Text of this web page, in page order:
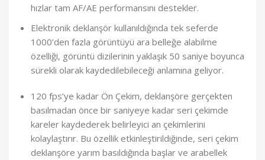
hızlar tam AF/AE performansını destekler.
Elektronik deklanşör kullanıldığında tek seferde
1000’den fazla görüntüyü ara belleğe alabilme
özelliği, görüntü dizilerinin yaklaşık 50 saniye boyunca
sürekli olarak kaydedilebileceği anlamına geliyor.
120 fps’ye kadar Ön Çekim, deklanşöre gerçekten
basılmadan önce bir saniyeye kadar seri çekimde
kareler kaydederek belirleyici an çekimlerini
kolaylaştırır. Bu özellik etkinleştirildiğinde, seri çekim
deklanşöre yarım basıldığında başlar ve arabellek